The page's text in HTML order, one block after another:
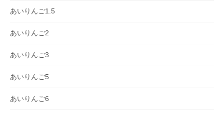
あいりんご1.5
あいりんご2
あいりんご3
あいりんご5
あいりんご6